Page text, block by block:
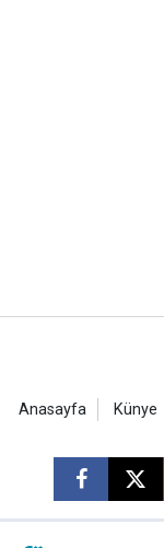
Anasayfa Künye